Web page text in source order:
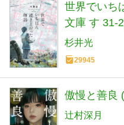
世界でいち
文庫 す 31-
杉井光
29945
傲慢と善良
辻村深月